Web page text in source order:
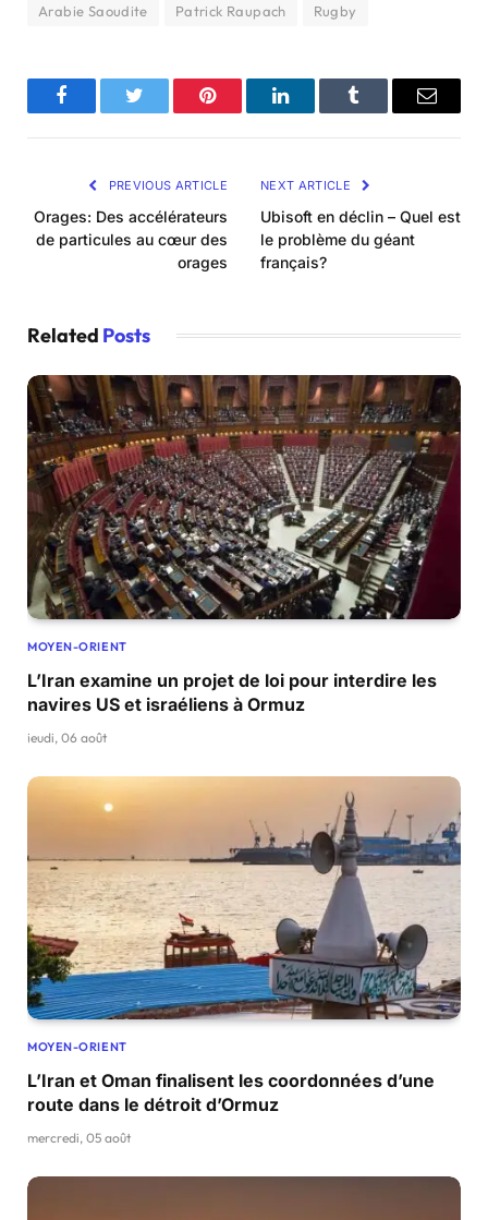
Arabie Saoudite Patrick Raupach Rugby
FacebookTwitter Pinterest LinkedInTumblr Email
PREVIOUS ARTICLE
Orages: Des accélérateurs
de particules au cœur des
orages
NEXT ARTICLE
Ubisoft en déclin – Quel est
le problème du géant
français?
Related Posts
MOYEN-ORIENT
L’Iran examine un projet de loi pour interdire les
navires US et israéliens à Ormuz
jeudi, 06 août
MOYEN-ORIENT
L’Iran et Oman finalisent les coordonnées d’une
route dans le détroit d’Ormuz
mercredi, 05 août